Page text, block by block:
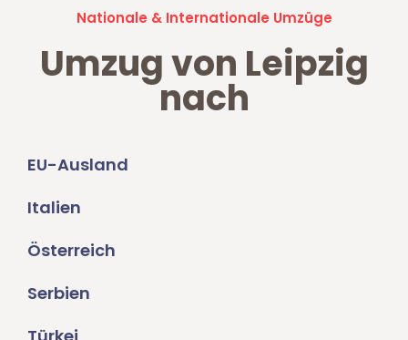
Nationale & Internationale Umzüge
Umzug von Leipzig
nach
EU-Ausland
Italien
Österreich
Serbien